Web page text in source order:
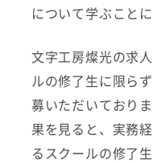
について学ぶことに
文字工房燦光の求
ルの修了生に限ら
募いただいており
果を見ると、実務
るスクールの修了